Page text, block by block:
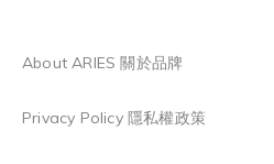
About ARIES 關於品牌
Privacy Policy 隱私權政策